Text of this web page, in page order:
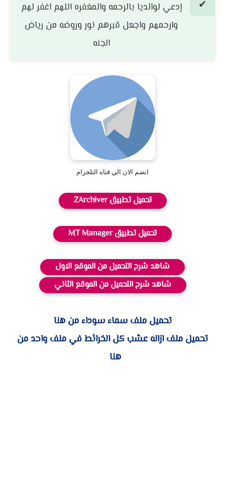
إدعي لوالديا بالرحمه والمغفره اللهم اغفر لهم
وارحمهم واجعل قبرهم نور وروضه من رياض
الجنه
انضم الان الي قناه التلجرام
تحميل تطبيق ZArchiver
تحميل تطبيق MT Manager
شاهد شرح التحميل من الموقع الاول
شاهد شرح التحميل من الموقع الثاني
تحميل ملف سماء سوداء من هنا
تحميل ملف ازاله عشب كل الخرائط في ملف واحد من
هنا